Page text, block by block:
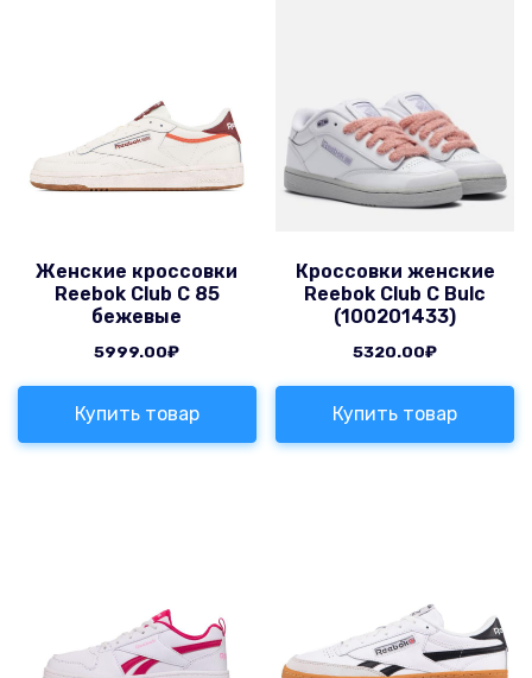
Женские кроссовки
Reebok Club C 85
бежевые
5999.00₽
Купить товар
Кроссовки женские
Reebok Club C Bulc
(100201433)
5320.00₽
Купить товар